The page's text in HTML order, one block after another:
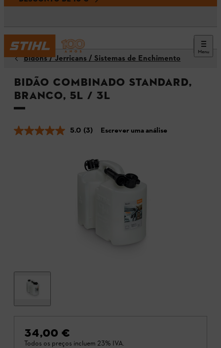
Menu
Bidons / Jerricans / Sistemas de Enchimento
Bidão Combinado Standard,
Branco, 5L / 3L
5.0 (3) Escrever uma análise
34,00 €
Todos os preços incluem 23% IVA.